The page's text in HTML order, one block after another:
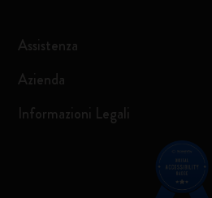
Assistenza
Azienda
Informazioni Legali